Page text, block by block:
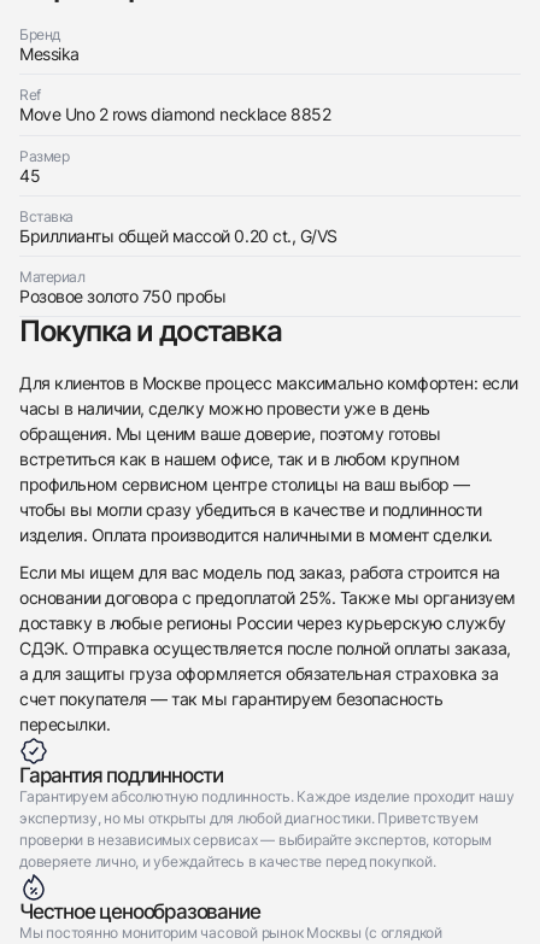
Бренд
Messika
Ref
Move Uno 2 rows diamond necklace 8852
Размер
45
Вставка
Бриллианты общей массой 0.20 ct., G/VS
Материал
Розовое золото 750 пробы
Покупка и доставка
Для клиентов в Москве процесс максимально комфортен: если
часы в наличии, сделку можно провести уже в день
обращения. Мы ценим ваше доверие, поэтому готовы
встретиться как в нашем офисе, так и в любом крупном
профильном сервисном центре столицы на ваш выбор —
чтобы вы могли сразу убедиться в качестве и подлинности
изделия. Оплата производится наличными в момент сделки.
Если мы ищем для вас модель под заказ, работа строится на
основании договора с предоплатой 25%. Также мы организуем
доставку в любые регионы России через курьерскую службу
СДЭК. Отправка осуществляется после полной оплаты заказа,
а для защиты груза оформляется обязательная страховка за
счет покупателя — так мы гарантируем безопасность
пересылки.
Гарантия подлинности
Гарантируем абсолютную подлинность. Каждое изделие проходит нашу
экспертизу, но мы открыты для любой диагностики. Приветствуем
проверки в независимых сервисах — выбирайте экспертов, которым
доверяете лично, и убеждайтесь в качестве перед покупкой.
Честное ценообразование
Мы постоянно мониторим часовой рынок Москвы (с оглядкой
Оставьте ваши контактные данные и мы свяжемся
с вами
НовыеКоробка + Документы
$4,350
Отправить заявку
Трейд-ин часов
Move Uno 2 Rows
Приложите фото ваших часов…
Отправить заявку